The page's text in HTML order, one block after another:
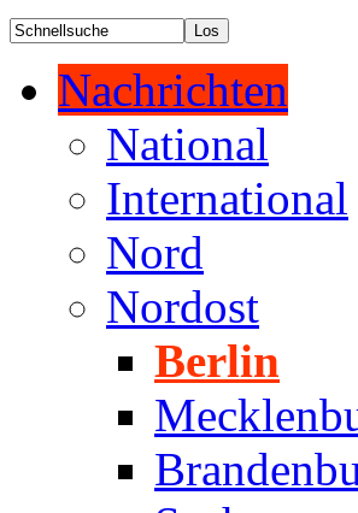
Nachrichten
National
International
Nord
Nordost
Berlin